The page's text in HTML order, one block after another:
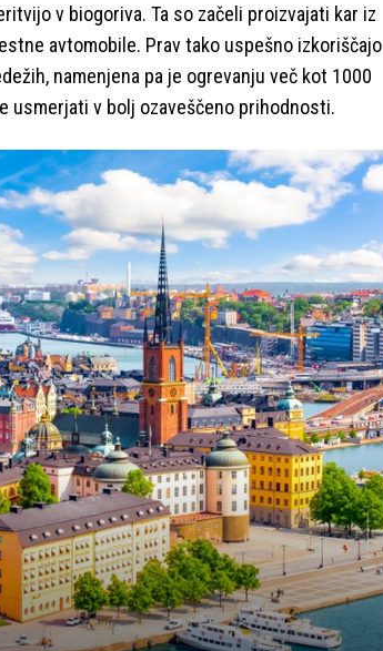
v biogoriva. Ta so začeli proizvajati kar iz
avtomobile. Prav tako uspešno izkoriščajo
namenjena pa je ogrevanju več kot 1000
usmerjati v bolj ozaveščeno prihodnosti.